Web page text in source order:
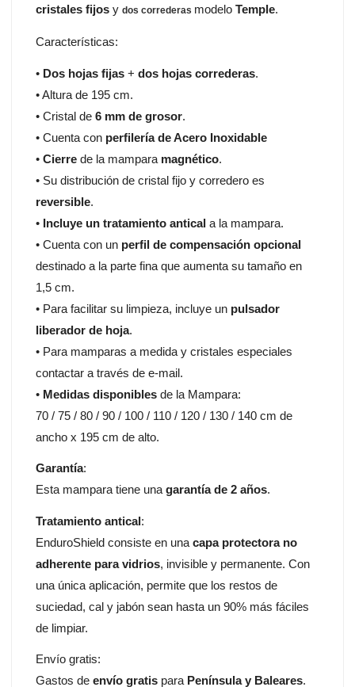
cristales fijos ydos correderas modeloTemple.
Características:
• Dos hojas fijas + dos hojas correderas.
• Altura de 195 cm.
• Cristal de6 mm de grosor.
• Cuenta con perfilería de Acero Inoxidable
•Cierre de la mampara magnético.
• Su distribución de cristal fijo y corredero es
reversible.
• Incluye un tratamiento antical a la mampara.
• Cuenta con un perfil de compensación opcional
destinado a la parte fina que aumenta su tamaño en
1,5 cm.
• Para facilitar su limpieza, incluye un pulsador
liberador de hoja.
• Para mamparas a medida y cristales especiales
contactar a través de e-mail.
• Medidas disponibles de la Mampara:
70 / 75 / 80 / 90 / 100 / 110 / 120 / 130 / 140 cm de
ancho x 195 cm de alto.
Garantía:
Esta mampara tiene unagarantía de 2 años.
Tratamiento antical:
EnduroShield consiste en unacapa protectora no
adherente para vidrios, invisible y permanente. Con
una única aplicación, permite que los restos de
suciedad, cal y jabón sean hasta un 90% más fáciles
de limpiar.
Envío gratis:
Gastos deenvío gratis para Península y Baleares.